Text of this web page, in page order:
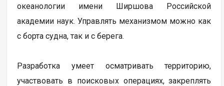
океанологии имени Ширшова Российской
академии наук. Управлять механизмом можно как
с борта судна, так и с берега.
Разработка умеет осматривать территорию,
участвовать в поисковых операциях, закреплять